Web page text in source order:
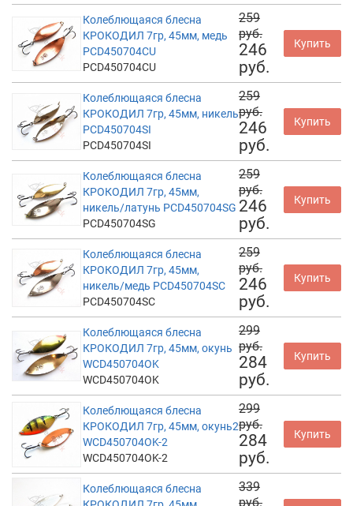
Колеблющаяся блесна
КРОКОДИЛ 7гр, 45мм, медь
PCD450704CU
PCD450704CU
259
руб.
246
руб.
Купить
Колеблющаяся блесна
КРОКОДИЛ 7гр, 45мм, никель
PCD450704SI
PCD450704SI
259
руб.
246
руб.
Купить
Колеблющаяся блесна
КРОКОДИЛ 7гр, 45мм,
никель/латунь PCD450704SG
PCD450704SG
259
руб.
246
руб.
Купить
Колеблющаяся блесна
КРОКОДИЛ 7гр, 45мм,
никель/медь PCD450704SC
PCD450704SC
259
руб.
246
руб.
Купить
Колеблющаяся блесна
КРОКОДИЛ 7гр, 45мм, окунь
WCD450704OK
WCD450704OK
299
руб.
284
руб.
Купить
Колеблющаяся блесна
КРОКОДИЛ 7гр, 45мм, окунь2
WCD450704OK-2
WCD450704OK-2
299
руб.
284
руб.
Купить
Колеблющаяся блесна
339
руб.